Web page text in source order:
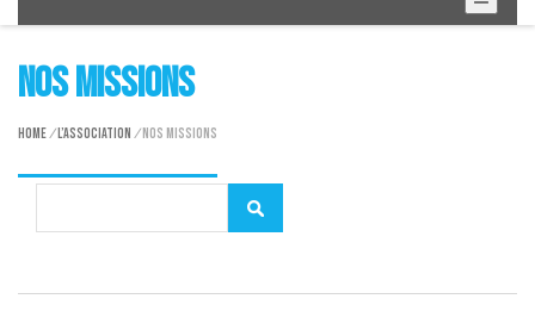
Nos missions
Home/L’association /Nos missions